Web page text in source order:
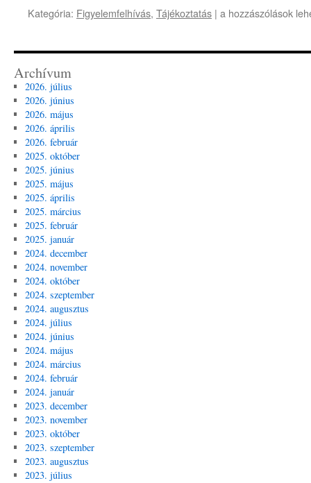
Kategória: Figyelemfelhívás, Tájékoztatás | Közlemény
a hozzászólások
Archívum
2026. július
2026. június
2026. május
2026. április
2026. február
2025. október
2025. június
2025. május
2025. április
2025. március
2025. február
2025. január
2024. december
2024. november
2024. október
2024. szeptember
2024. augusztus
2024. július
2024. június
2024. május
2024. március
2024. február
2024. január
2023. december
2023. november
2023. október
2023. szeptember
2023. augusztus
2023. július